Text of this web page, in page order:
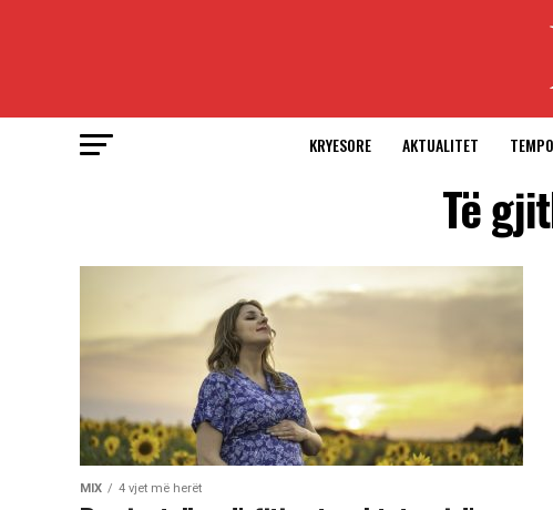
KRYESORE AKTUALITET
Të
MIX 4 vjet më herët